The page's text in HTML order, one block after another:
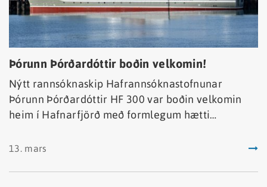
Þórunn Þórðardóttir boðin velkomin!
Nýtt rannsóknaskip Hafrannsóknastofnunar
Þórunn Þórðardóttir HF 300 var boðin velkomin
heim í Hafnarfjörð með formlegum hætti
afhenti nýtt skipið stofnunarinnar og tók forstjóri
13. mars